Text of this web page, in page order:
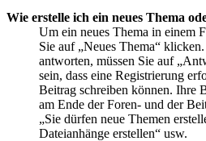
Wie erstelle ich ein neues Thema
Um ein neues Thema in einem
Sie auf „Neues Thema“
antworten, müssen Sie auf
sein, dass eine Registrierung
Beitrag schreiben können. Ihre
am Ende der Foren- und der
„Sie dürfen neue Themen
Dateianhänge erstellen“ usw.